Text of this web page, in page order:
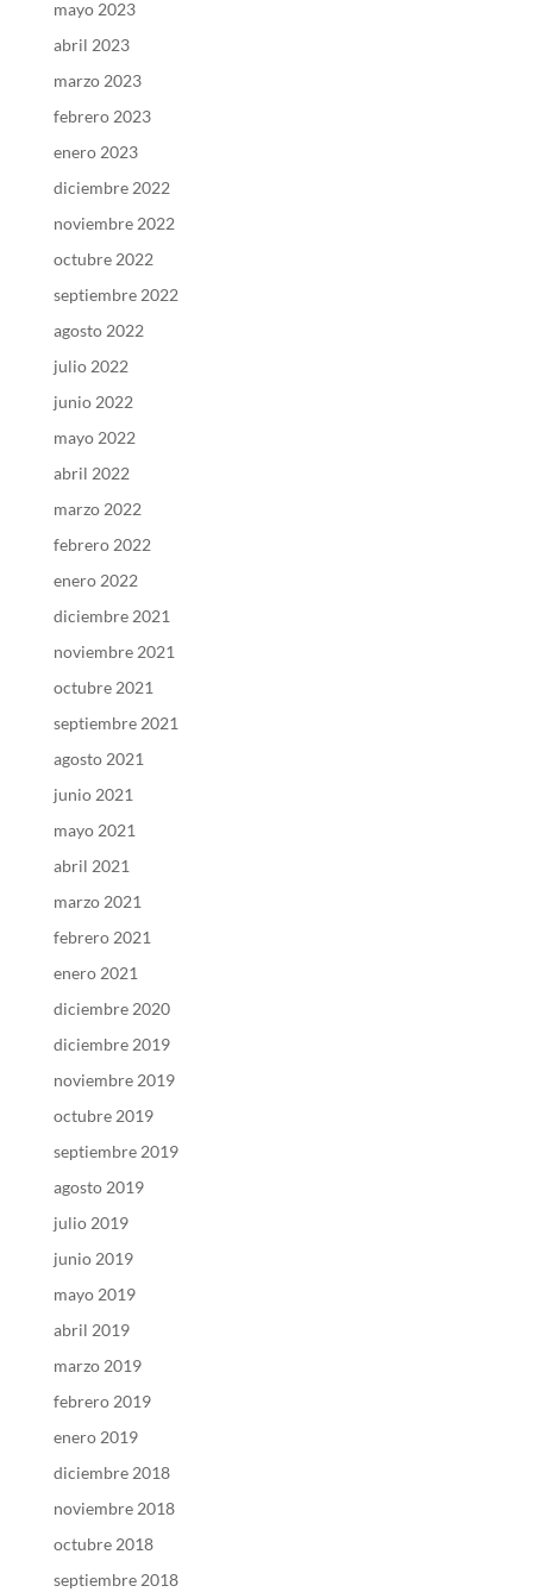
mayo 2023
abril 2023
marzo 2023
febrero 2023
enero 2023
diciembre 2022
noviembre 2022
octubre 2022
septiembre 2022
agosto 2022
julio 2022
junio 2022
mayo 2022
abril 2022
marzo 2022
febrero 2022
enero 2022
diciembre 2021
noviembre 2021
octubre 2021
septiembre 2021
agosto 2021
junio 2021
mayo 2021
abril 2021
marzo 2021
febrero 2021
enero 2021
diciembre 2020
diciembre 2019
noviembre 2019
octubre 2019
septiembre 2019
agosto 2019
julio 2019
junio 2019
mayo 2019
abril 2019
marzo 2019
febrero 2019
enero 2019
diciembre 2018
noviembre 2018
octubre 2018
septiembre 2018